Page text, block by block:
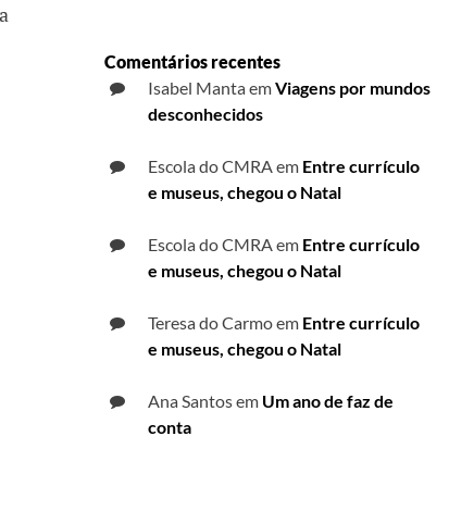
Comentários recentes
Isabel MantaemViagens por mundos
desconhecidos
Escola do CMRAem Entre currículo
e museus, chegou o Natal
Escola do CMRAem Entre currículo
e museus, chegou o Natal
Teresa do Carmoem Entre currículo
e museus, chegou o Natal
Ana Santosem Um ano de faz de
conta